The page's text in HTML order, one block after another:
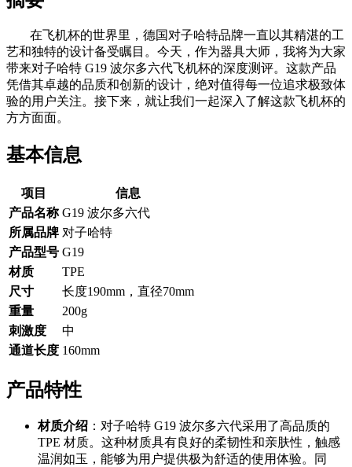
在飞机杯的世界里，德国对子哈特品牌一直以其精湛的工
艺和独特的设计备受瞩目。今天，作为器具大师，我将为大家
带来对子哈特 G19 波尔多六代飞机杯的深度测评。这款产品
凭借其卓越的品质和创新的设计，绝对值得每一位追求极致体
验的用户关注。接下来，就让我们一起深入了解这款飞机杯的
方方面面。
基本信息
项目
信息
产品名称 G19 波尔多六代
所属品牌 对子哈特
产品型号 G19
材质
TPE
尺寸
长度190mm，直径70mm
重量
200g
刺激度
中
通道长度 160mm
产品特性
材质介绍 ：对子哈特 G19 波尔多六代采用了高品质的
TPE 材质。这种材质具有良好的柔韧性和亲肤性，触感
温润如玉，能够为用户提供极为舒适的使用体验。同